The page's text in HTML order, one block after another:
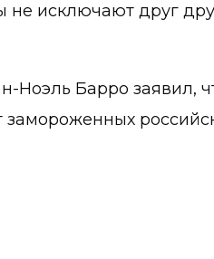
исключают друг
Барро заявил,